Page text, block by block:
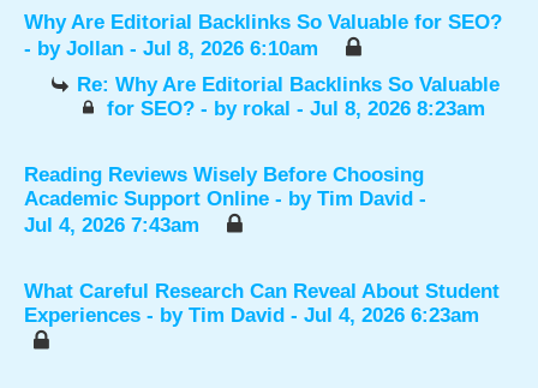
Why Are Editorial Backlinks So Valuable for SEO?
- by Jollan - Jul 8, 2026 6:10am
Re: Why Are Editorial Backlinks So Valuable
for SEO? - by rokal - Jul 8, 2026 8:23am
Reading Reviews Wisely Before Choosing
Academic Support Online - by Tim David -
Jul 4, 2026 7:43am
What Careful Research Can Reveal About Student
Experiences - by Tim David - Jul 4, 2026 6:23am